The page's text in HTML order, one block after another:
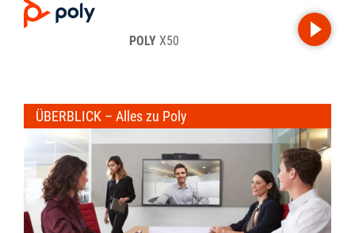
POLYX50
ÜBERBLICK – Alles zu Poly